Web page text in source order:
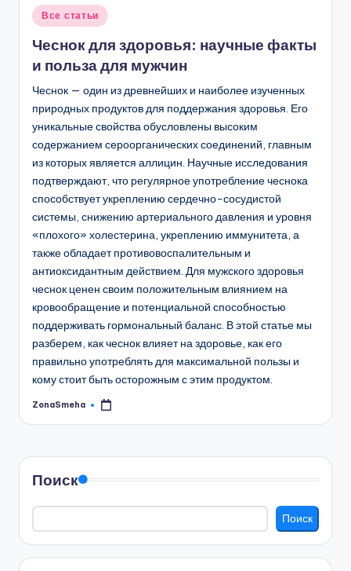
Опубликовано
Все статьи
Чеснок для здоровья: научные факты
и польза для мужчин
Чеснок — один из древнейших и наиболее изученных
природных продуктов для поддержания здоровья. Его
уникальные свойства обусловлены высоким
содержанием сероорганических соединений, главным
из которых является аллицин. Научные исследования
подтверждают, что регулярное употребление чеснока
способствует укреплению сердечно-сосудистой
системы, снижению артериального давления и уровня
«плохого» холестерина, укреплению иммунитета, а
также обладает противовоспалительным и
антиоксидантным действием. Для мужского здоровья
чеснок ценен своим положительным влиянием на
кровообращение и потенциальной способностью
поддерживать гормональный баланс. В этой статье мы
разберем, как чеснок влияет на здоровье, как его
правильно употреблять для максимальной пользы и
кому стоит быть осторожным с этим продуктом.
Запись
ZonaSmeha
Поиск
Поиск